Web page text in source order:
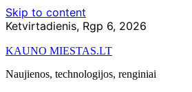
Skip to content
Ketvirtadienis, Rgp 6, 2026
KAUNO MIESTAS.LT
Naujienos, technologijos, renginiai